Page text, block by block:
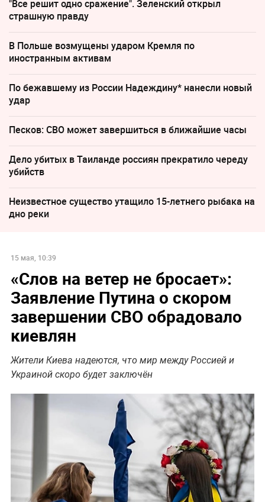
"Все решит одно сражение". Зеленский открыл
страшную правду
В Польше возмущены ударом Кремля по
иностранным активам
По бежавшему из России Надеждину* нанесли новый
удар
Песков: СВО может завершиться в ближайшие часы
Дело убитых в Таиланде россиян прекратило череду
убийств
Неизвестное существо утащило 15-летнего рыбака на
дно реки
15 мая, 10:39
«Слов на ветер не бросает»:
Заявление Путина о скором
завершении СВО обрадовало
киевлян
Жители Киева надеются, что мир между Россией и
Украиной скоро будет заключён